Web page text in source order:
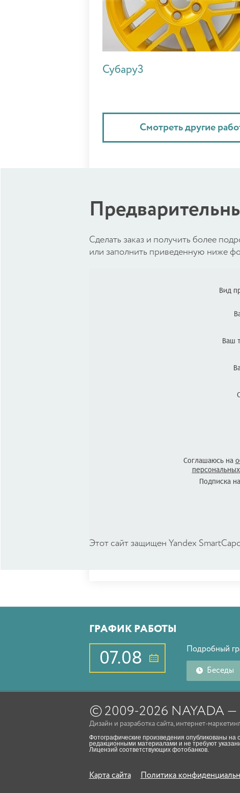
Субару3
Смотреть другие
Cделать заказ и получить более
или заполнить приведенную ниже
Вид
Ваш
Соглашаюсь на
Подписка
Этот сайт защищен Yandex
ГРАФИК РАБОТЫ
07.08 Подробный
Беседы
© 2009-2026
Дизайн и разработка сайта, интернет-маркетинг
Фотографические произведения опубликованы
редакционными материалами и не требуют
Лицензий соответствующих фотобанков.
Карта сайта Политика